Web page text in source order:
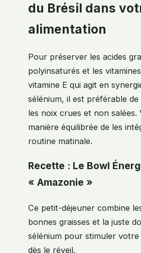
du Brésil dans
alimentation
Pour préserver les acides
polyinsaturés et les
vitamine E qui agit en
sélénium, il est préférable
les noix crues et non salées.
manière équilibrée de les
routine matinale.
Recette : Le Bowl
« Amazonie »
Ce petit-déjeuner combine
bonnes graisses et la juste
sélénium pour stimuler votre
dès le réveil.